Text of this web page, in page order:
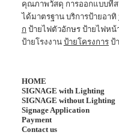
คุณภาพวัสดุ การออกแบบที่
ได้มาตรฐาน บริการป้ายอาทิ
ก ป้ายไฟตัวอักษร ป้ายไฟหน้
ป้ายโรงงาน ป้ายโครงการป้
HOME
SIGNAGE with Lighting
SIGNAGE without Lighting
Signage Application
Payment
Contact us